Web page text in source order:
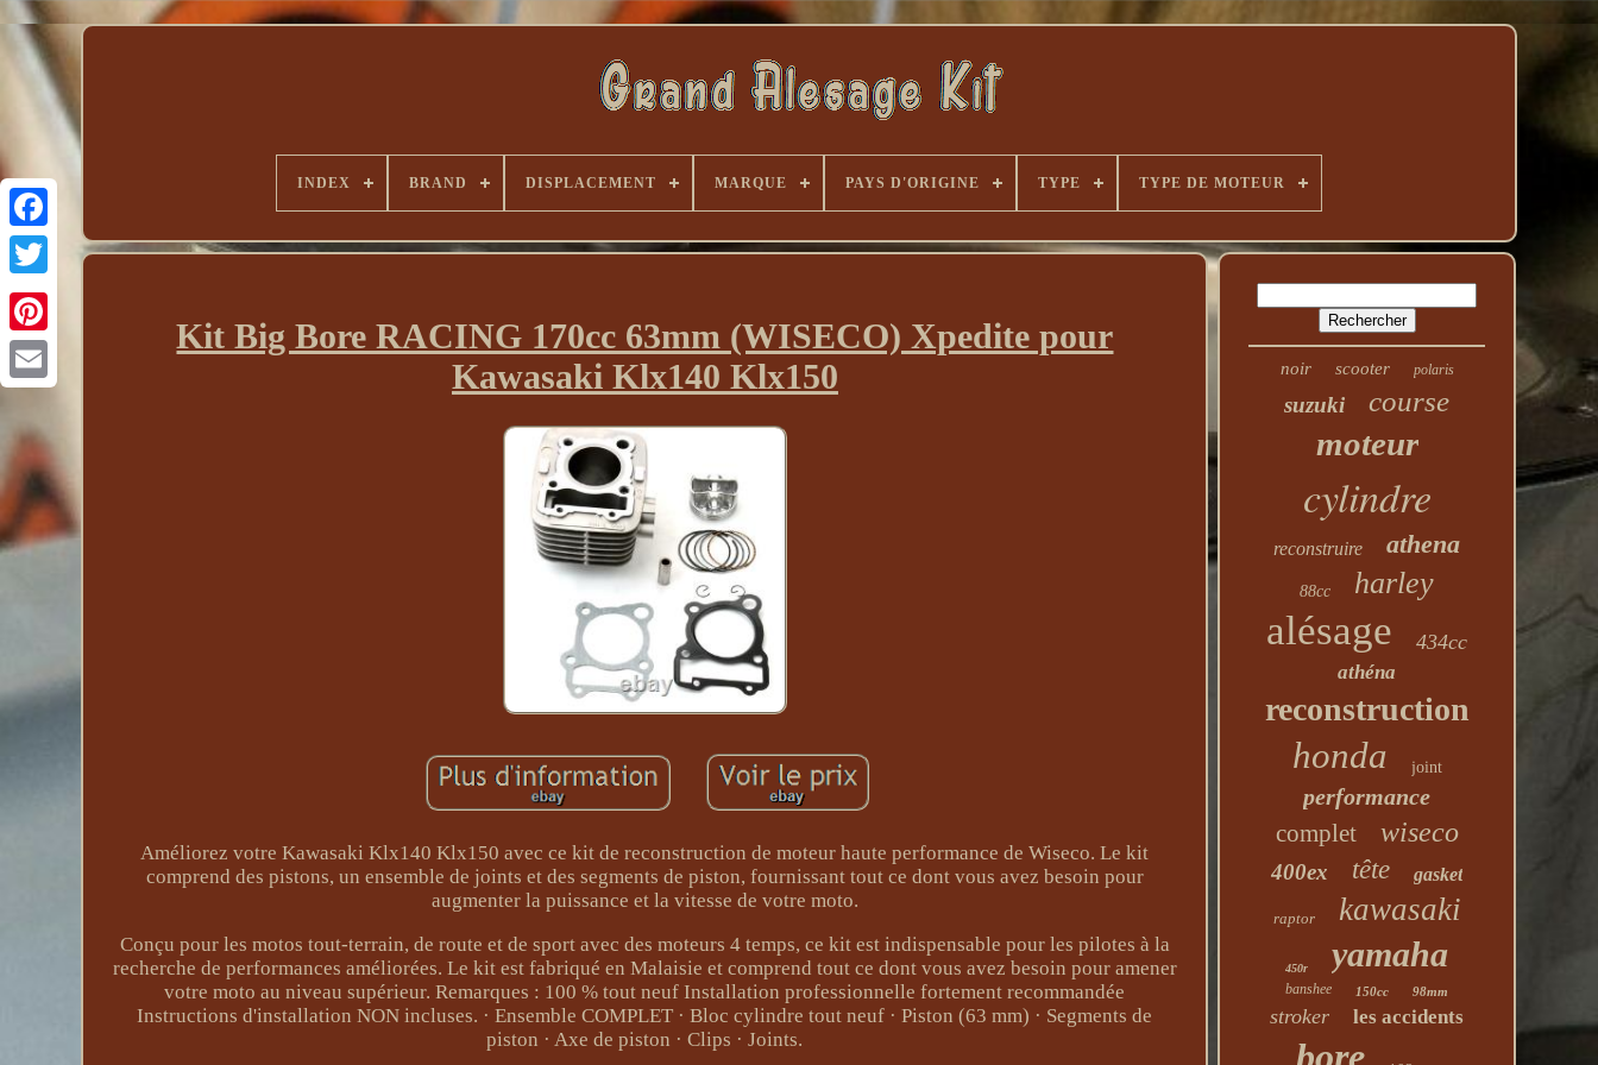
INDEX BRAND DISPLACEMENT MARQUE PAYS D'ORIGINE TYPE TYPE DE MOTEUR
Kit Big Bore RACING 170cc 63mm (WISECO) Xpedite pour
Kawasaki Klx140 Klx150
Améliorez votre Kawasaki Klx140 Klx150 avec ce kit de reconstruction de moteur haute performance de Wiseco. Le kit
comprend des pistons, un ensemble de joints et des segments de piston, fournissant tout ce dont vous avez besoin pour
augmenter la puissance et la vitesse de votre moto.
Conçu pour les motos tout-terrain, de route et de sport avec des moteurs 4 temps, ce kit est indispensable pour les pilotes à la
recherche de performances améliorées. Le kit est fabriqué en Malaisie et comprend tout ce dont vous avez besoin pour amener
votre moto au niveau supérieur. Remarques : 100 % tout neuf Installation professionnelle fortement recommandée
Instructions d'installation NON incluses. · Ensemble COMPLET · Bloc cylindre tout neuf · Piston (63 mm) · Segments de
piston · Axe de piston · Clips · Joints.
noir scooter polaris
suzuki course
moteur
cylindre
reconstruire athena
88cc harley
alésage 434cc
athéna
reconstruction
honda joint
performance
complet wiseco
400ex tête gasket
raptor kawasaki
450r yamaha
banshee 150cc 98mm
stroker les accidents